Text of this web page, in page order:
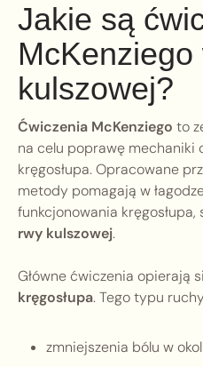
Jakie są
kulszowej?
Ćwiczenia McKenziego to
na celu poprawę mechaniki
kręgosłupa. Opracowane
metody pomagają w
funkcjonowania
rwy kulszowej.
Główne ćwiczenia opierają
kręgosłupa. Tego typu
zmniejszenia bólu w